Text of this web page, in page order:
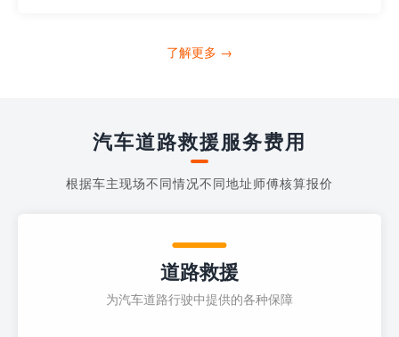
打4006363122请求送油人员来帮助你。
了解更多 →
汽车道路救援服务费用
根据车主现场不同情况不同地址师傅核算报价
道路救援
为汽车道路行驶中提供的各种保障